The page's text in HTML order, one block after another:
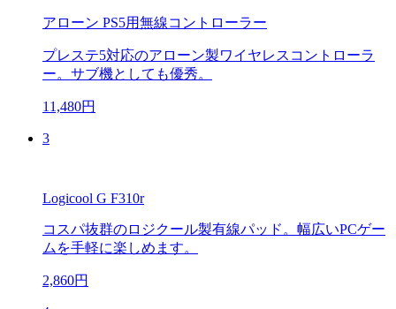
アローン PS5用無線コントローラー
プレステ5対応のアローン製ワイヤレスコントローラ
ー。サブ機としても優秀。
11,480円
3
Logicool G F310r
コスパ抜群のロジクール製有線パッド。幅広いPCゲー
ムを手軽に楽しめます。
2,860円